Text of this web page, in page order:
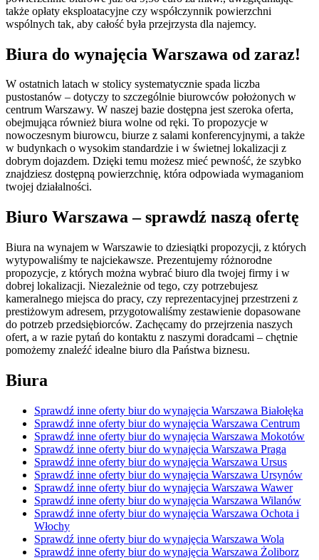
także opłaty eksploatacyjne czy współczynnik powierzchni
wspólnych tak, aby całość była przejrzysta dla najemcy.
Biura do wynajęcia Warszawa od zaraz!
W ostatnich latach w stolicy systematycznie spada liczba
pustostanów – dotyczy to szczególnie biurowców położonych w
centrum Warszawy. W naszej bazie dostępna jest szeroka oferta,
obejmująca również biura wolne od ręki. To propozycje w
nowoczesnym biurowcu, biurze z salami konferencyjnymi, a także
w budynkach o wysokim standardzie i w świetnej lokalizacji z
dobrym dojazdem. Dzięki temu możesz mieć pewność, że szybko
znajdziesz dostępną powierzchnię, która odpowiada wymaganiom
twojej działalności.
Biuro Warszawa – sprawdź naszą ofertę
Biura na wynajem w Warszawie to dziesiątki propozycji, z których
wytypowaliśmy te najciekawsze. Prezentujemy różnorodne
propozycje, z których można wybrać biuro dla twojej firmy i w
dobrej lokalizacji. Niezależnie od tego, czy potrzebujesz
kameralnego miejsca do pracy, czy reprezentacyjnej przestrzeni z
prestiżowym adresem, przygotowaliśmy zestawienie dopasowane
do potrzeb przedsiębiorców. Zachęcamy do przejrzenia naszych
ofert, a w razie pytań do kontaktu z naszymi doradcami – chętnie
pomożemy znaleźć idealne biuro dla Państwa biznesu.
Biura
Sprawdź inne oferty biur do wynajęcia Warszawa Białołęka
Sprawdź inne oferty biur do wynajęcia Warszawa Centrum
Sprawdź inne oferty biur do wynajęcia Warszawa Mokotów
Sprawdź inne oferty biur do wynajęcia Warszawa Praga
Sprawdź inne oferty biur do wynajęcia Warszawa Ursus
Sprawdź inne oferty biur do wynajęcia Warszawa Ursynów
Sprawdź inne oferty biur do wynajęcia Warszawa Wawer
Sprawdź inne oferty biur do wynajęcia Warszawa Wilanów
Sprawdź inne oferty biur do wynajęcia Warszawa Ochota i
Włochy
Sprawdź inne oferty biur do wynajęcia Warszawa Wola
Sprawdź inne oferty biur do wynajęcia Warszawa Żoliborz